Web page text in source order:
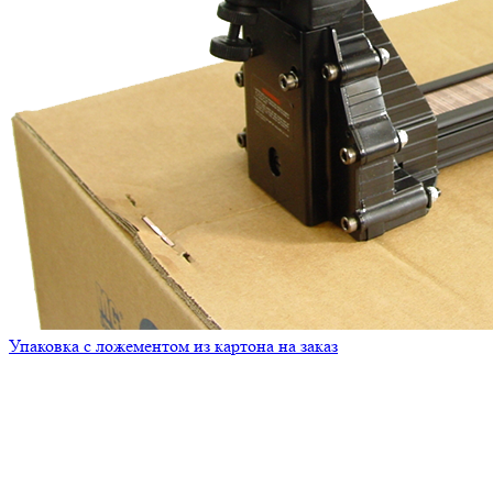
Упаковка с ложементом из картона на заказ